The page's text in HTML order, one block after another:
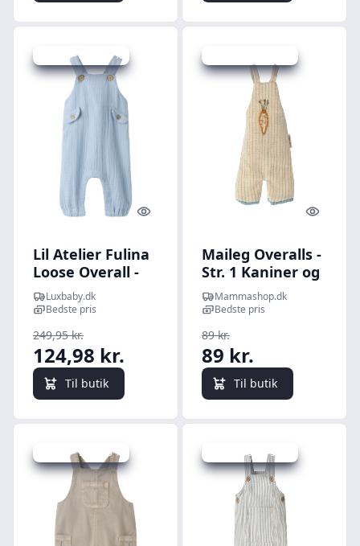
Udsalg - spar 50 %
Quick look
Lil Atelier Fulina
Loose Overall -
Zen Blue - 56 cm
Luxbaby.dk
Bedste pris
249,95 kr.
124,98 kr.
Til butik
Quick
Maileg Overalls -
Str. 1 Kaniner og
Harer
Mammashop.dk
Bedste pris
89 kr.
89 kr.
Til butik
Udsalg - spar 50 % Udsalg - spar 50 %